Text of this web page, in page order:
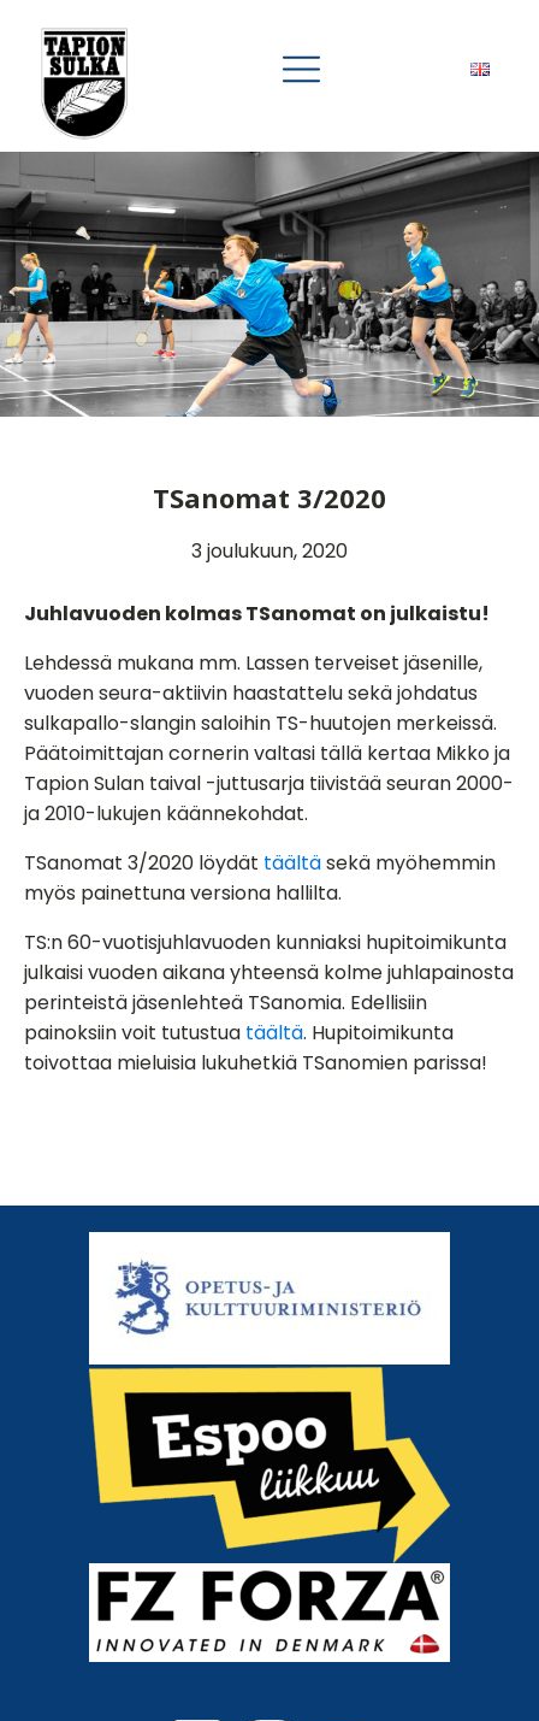
TSanomat 3/2020
3 joulukuun, 2020
Juhlavuoden kolmas TSanomat on julkaistu!
Lehdessä mukana mm. Lassen terveiset jäsenille,
vuoden seura-aktiivin haastattelu sekä johdatus
sulkapallo-slangin saloihin TS-huutojen merkeissä.
Päätoimittajan cornerin valtasi tällä kertaa Mikko ja
Tapion Sulan taival -juttusarja tiivistää seuran 2000-
ja 2010-lukujen käännekohdat.
TSanomat 3/2020 löydät täältäsekä myöhemmin
myös painettuna versiona hallilta.
TS:n 60-vuotisjuhlavuoden kunniaksi hupitoimikunta
julkaisi vuoden aikana yhteensä kolme juhlapainosta
perinteistä jäsenlehteä TSanomia. Edellisiin
painoksiin voit tutustua täältä. Hupitoimikunta
toivottaa mieluisia lukuhetkiä TSanomien parissa!